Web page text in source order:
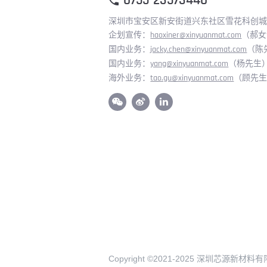
深圳市宝安区新安街道兴东社区雪花科创
企划宣传： haoxiner@xinyuanmat.com （郝
国内业务： jacky.chen@xinyuanmat.com （
国内业务：yang@xinyuanmat.com （杨先生
海外业务：tao.gu@xinyuanmat.com （顾先
Copyright ©2021-2025 深圳芯源新材料有